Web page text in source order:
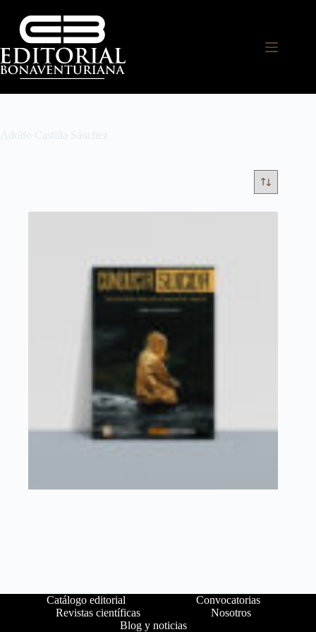
Adolfo Castilla Sánchez
Catálogo editorial
Convocatorias
Revistas científicas
Nosotros
Blog y noticias